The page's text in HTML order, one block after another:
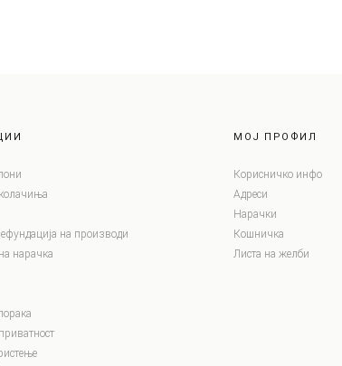
на производи
нарачка
МОЈ ПРОФИЛ
Корисничко инфо
Адреси
Нарачки
Кошничка
Листа на желби